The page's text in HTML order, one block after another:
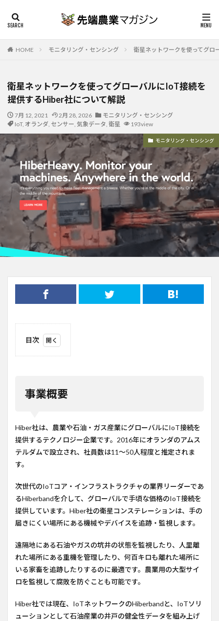
HOME モニタリング・センシング 衛星ネットワークを使ってグロ
衛星ネットワークを使ってグローバルにIoT接続を
提供するHiber社について解説
7月 12, 2021 2月 28, 2026
モニタリング・センシング
IoT, オランダ, センサー, 気象データ, 衛星 193view
モニタリング・センシング
目次
ビジ
3
テク
ノロ
今後
の計
画
5
ント
6
参考
URL
事業概要
Hiber社は、農業や石油・ガス産業にグローバルにIoT接続を
提供するテクノロジー企業です。2016年にオランダのアムス
テルダムで設立され、社員数は11〜50人程度と推定されま
す。
次世代のIoTコア・インフラストラクチャの業界リーダーであ
るHiberbandを介して、グローバルで手頃な価格のIoT接続を
提供しています。Hiber社の衛星コンステレーションは、手の
届きにくい場所にある機械やデバイスを追跡・監視します。
遠隔地にある石油やガスの坑井の状態を監視したり、人里離
れた場所にある重機を管理したり、何百キロも離れた場所に
いる家畜を追跡したりするのに最適です。農業用の大型サイ
ロを監視して腐敗を防ぐことも可能です。
Hiber社では現在、IoTネットワークのHiberbandと、IoTソリ
ューションとして石油産業の井戸の健全性データを組み上げ